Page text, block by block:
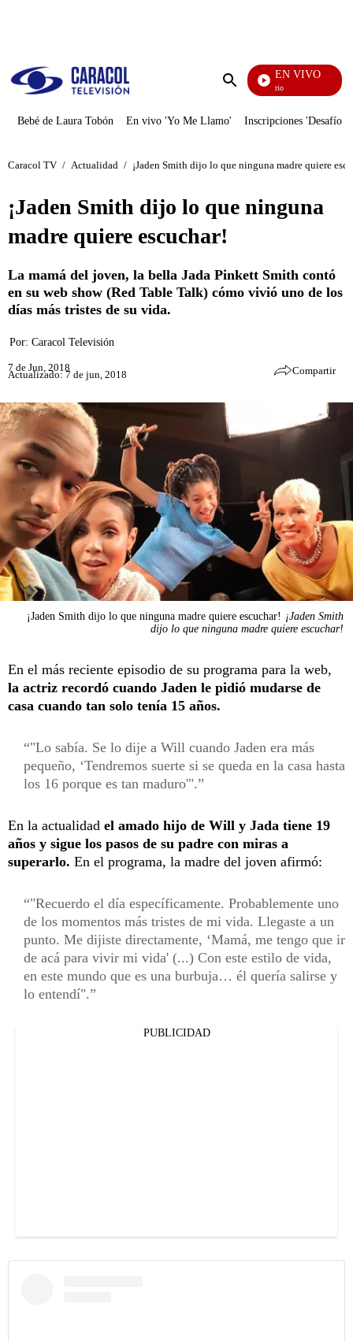
Enviar
EN VIVO
María La Del Barrio
Bebé de Laura Tobón En vivo 'Yo Me Llamo' Inscripciones 'Desafío'
Caracol TV / Actualidad / ¡Jaden Smith dijo lo que ninguna madre quiere
¡Jaden Smith dijo lo que ninguna
madre quiere escuchar!
La mamá del joven, la bella Jada Pinkett Smith contó
en su web show (Red Table Talk) cómo vivió uno de los
días más tristes de su vida.
Por: Caracol Televisión
7 de Jun, 2018
Actualizado: 7 de jun, 2018 Compartir
¡Jaden Smith dijo lo que ninguna madre quiere escuchar! ¡Jaden Smith
dijo lo que ninguna madre quiere escuchar!
En el más reciente episodio de su programa para la web,
la actriz recordó cuando Jaden le pidió mudarse de
casa cuando tan solo tenía 15 años.
"Lo sabía. Se lo dije a Will cuando Jaden era más
pequeño, ‘Tendremos suerte si se queda en la casa hasta
los 16 porque es tan maduro'".
En la actualidad el amado hijo de Will y Jada tiene 19
años y sigue los pasos de su padre con miras a
superarlo. En el programa, la madre del joven afirmó:
"Recuerdo el día específicamente. Probablemente uno
de los momentos más tristes de mi vida. Llegaste a un
punto. Me dijiste directamente, ‘Mamá, me tengo que ir
de acá para vivir mi vida' (...) Con este estilo de vida,
en este mundo que es una burbuja… él quería salirse y
lo entendí".
PUBLICIDAD